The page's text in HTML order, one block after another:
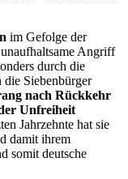
im Gefolge der
Angriff
durch die
die Siebenbürger
nach Rückkehr
Unfreiheit
Jahrzehnte hat sie
damit ihrem
somit deutsche